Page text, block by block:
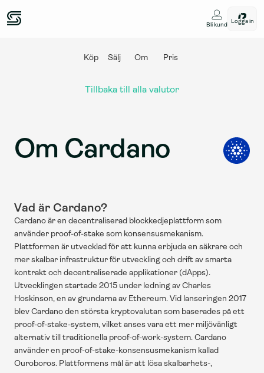
Bli kund
Logga in
Köp Sälj Om Pris
Tillbaka till alla valutor
Om Cardano
Vad är Cardano?
Cardano är en decentraliserad blockkedjeplattform som
använder proof-of-stake som konsensusmekanism.
Plattformen är utvecklad för att kunna erbjuda en säkrare och
mer skalbar infrastruktur för utveckling och drift av smarta
kontrakt och decentraliserade applikationer (dApps).
Utvecklingen startade 2015 under ledning av Charles
Hoskinson, en av grundarna av Ethereum. Vid lanseringen 2017
blev Cardano den största kryptovalutan som baserades på ett
proof-of-stake-system, vilket anses vara ett mer miljövänligt
alternativ till traditionella proof-of-work-system. Cardano
använder en proof-of-stake-konsensusmekanism kallad
Ouroboros. Plattformens mål är att lösa skalbarhets-,